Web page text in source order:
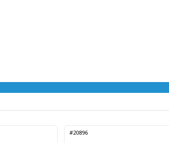
#20896